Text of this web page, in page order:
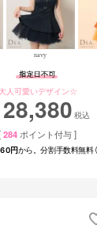
navy
大人可愛いデザイン☆
28,380 税込
284 ポイント付与 ]
円から。分割手数料無料